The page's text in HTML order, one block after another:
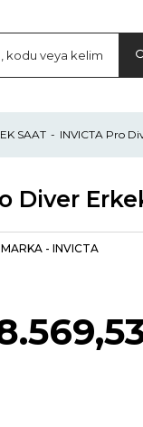
SAAT INVICTA Pro
MARKA - INVICTA